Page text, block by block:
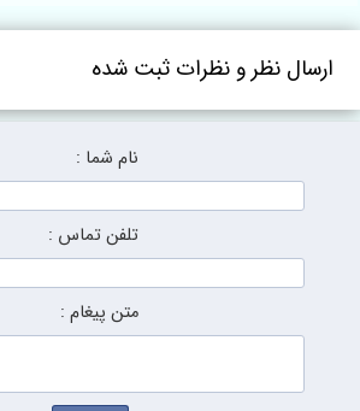
نظر و نظرات ثبت شده
نام شما :
تلفن تماس :
متن پیغام :